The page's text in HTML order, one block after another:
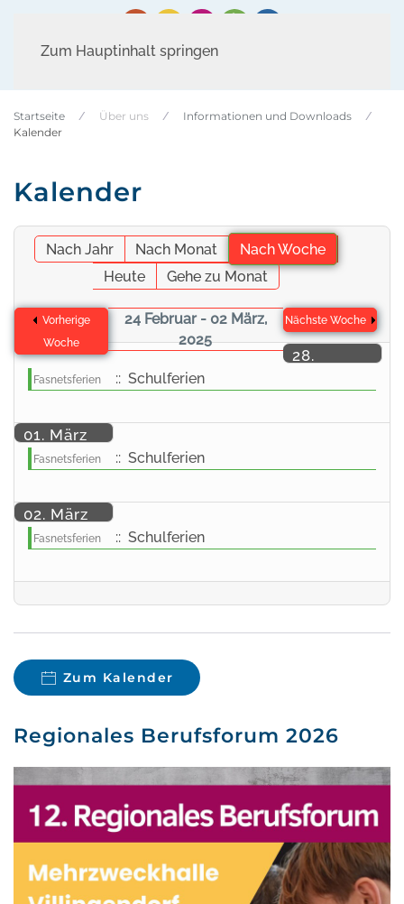
Zum Hauptinhalt springen
Startseite Über uns
Informationen und Downloads
Kalender
Kalender
Nach Jahr Nach Monat
Nach Woche
Heute
Gehe zu Monat
Vorherige
Woche
24 Februar - 02 März,
2025
Nächste Woche
28.
Fasnetsferien :: Schulferien
01. März
Fasnetsferien :: Schulferien
02. März
Fasnetsferien :: Schulferien
Zum Kalender
Regionales Berufsforum 2026